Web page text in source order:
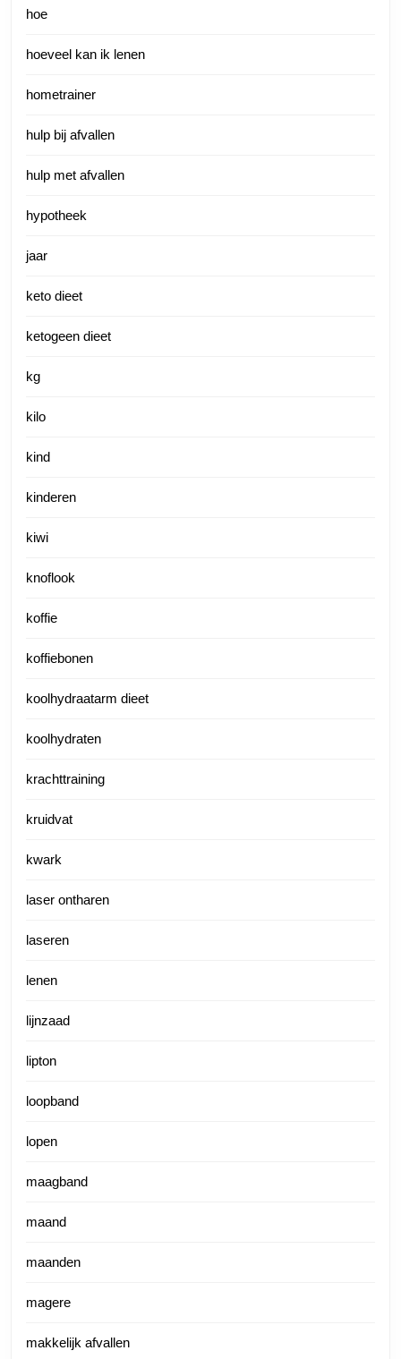
hoe
hoeveel kan ik lenen
hometrainer
hulp bij afvallen
hulp met afvallen
hypotheek
jaar
keto dieet
ketogeen dieet
kg
kilo
kind
kinderen
kiwi
knoflook
koffie
koffiebonen
koolhydraatarm dieet
koolhydraten
krachttraining
kruidvat
kwark
laser ontharen
laseren
lenen
lijnzaad
lipton
loopband
lopen
maagband
maand
maanden
magere
makkelijk afvallen